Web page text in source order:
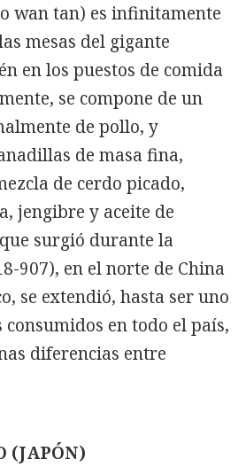
wan tan) es infinitamente
mesas del gigante
en los puestos de comida
se compone de un
de pollo, y
de masa fina,
de cerdo picado,
jengibre y aceite de
que surgió durante la
907), en el norte de China
se extendió, hasta ser uno
consumidos en todo el país,
diferencias entre
(JAPÓN)